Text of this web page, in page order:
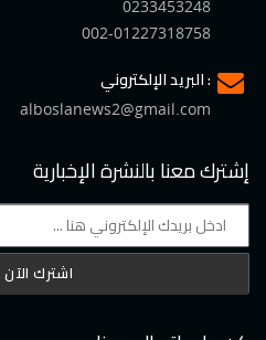
0233453248
002-01227318758
البريد الإلكتروني :
alboslanews2@gmail.com
إشترك معنا بالنشرة الإخبارية
اشترك الآن